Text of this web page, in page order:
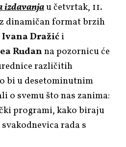
izdavanjau četvrtak, 11.
dinamičan format brzih
Ivana Dražići
Rudanna pozornicu će
različitih
bi u desetominutnim
o svemu što nas zanima:
programi, kako biraju
rada s